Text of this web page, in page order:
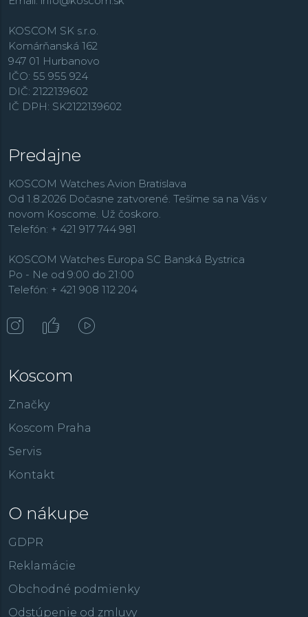
KOSCOM SK s.r.o.
Komárňanská 162
947 01 Hurbanovo
IČO: 55 955 924
DIČ: 2122139602
IČ DPH: SK2122139602
Predajne
KOSCOM Watches Avion Bratislava
Od 1.8.2026 Dočasne zatvorené. Tešíme sa na Vás v
novom Koscome. Už čoskoro.
Telefón: + 421 917 744 981
KOSCOM Watches Europa SC Banská Bystrica
Po - Ne od 9:00 do 21:00
Telefón: + 421 908 112 204
Koscom
Značky
Koscom Praha
Servis
Kontakt
O nákupe
GDPR
Reklamácie
Obchodné podmienky
Odstúpenie od zmluvy